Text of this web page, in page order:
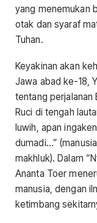
yang menemukan
otak dan syaraf
Tuhan.
Keyakinan akan
Jawa abad ke-18,
tentang perjalanan
Ruci di tengah
luwih, apan
dumadi…”
makhluk). Dalam
Ananta Toer
manusia, dengan
ketimbang